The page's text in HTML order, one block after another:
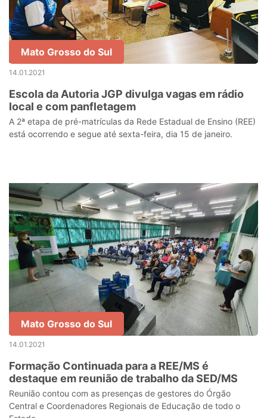
Mato Grosso do Sul
14.01.2021
Escola da Autoria JGP divulga vagas em rádio
local e com panfletagem
A 2ª etapa de pré-matrículas da Rede Estadual de Ensino (REE)
está ocorrendo e segue até sexta-feira, dia 15 de janeiro.
Mato Grosso do Sul
14.01.2021
Formação Continuada para a REE/MS é
destaque em reunião de trabalho da SED/MS
Reunião contou com as presenças de gestores do Órgão
Central e Coordenadores Regionais de Educação de todo o